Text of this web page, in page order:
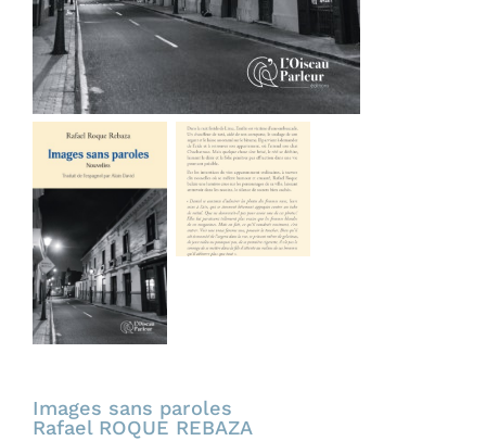
Images sans paroles
Rafael ROQUE REBAZA